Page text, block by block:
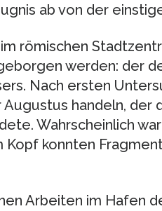
ab von der
römischen
werden: der
Nach ersten
handeln, der
Wahrscheinlich
konnten
Arbeiten im Hafen